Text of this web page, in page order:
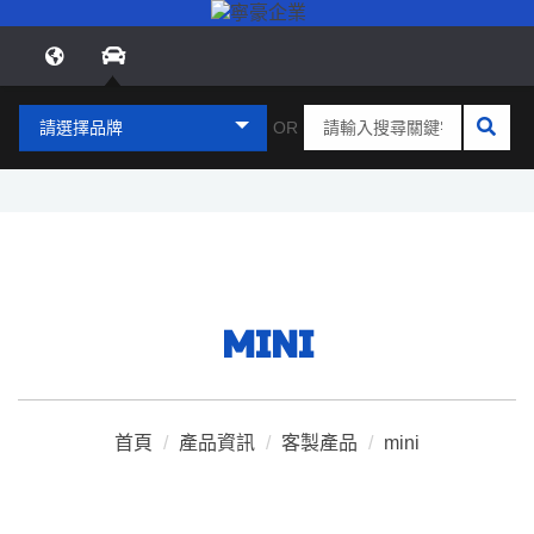
請選擇品牌 OR
MINI
首頁 / 產品資訊 / 客製產品 / mini